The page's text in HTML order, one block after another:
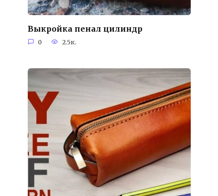
Выкройка пенал цилиндр
0 2.5к.